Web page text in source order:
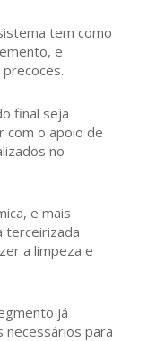
tem como
e
final seja
com o apoio de
no
e mais
terceirizada
a limpeza e
já
para